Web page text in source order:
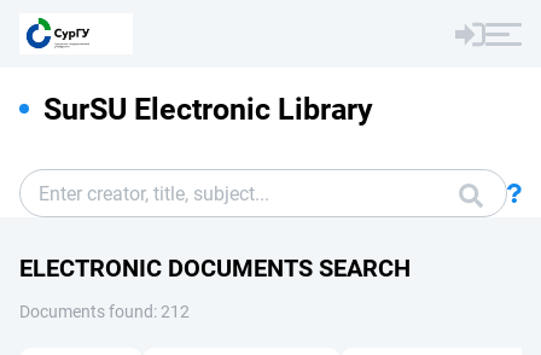
SurSU Electronic Library
ELECTRONIC DOCUMENTS SEARCH
Documents found: 212